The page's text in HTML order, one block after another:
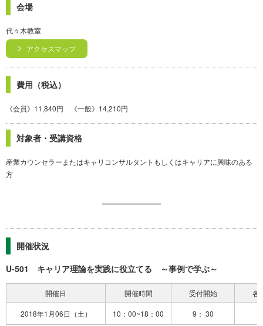
会場
代々木教室
アクセスマップ
費用（税込）
《会員》11,840円 《一般》14,210円
対象者・受講資格
産業カウンセラーまたはキャリコンサルタントもしくはキャリアに興味のある
方
開催状況
U-501 キャリア理論を実践に役立てる ～事例で学ぶ～
開催日 開催時間 受付開始 各
2018年1月06日（土） 10：00~18：00 9： 30